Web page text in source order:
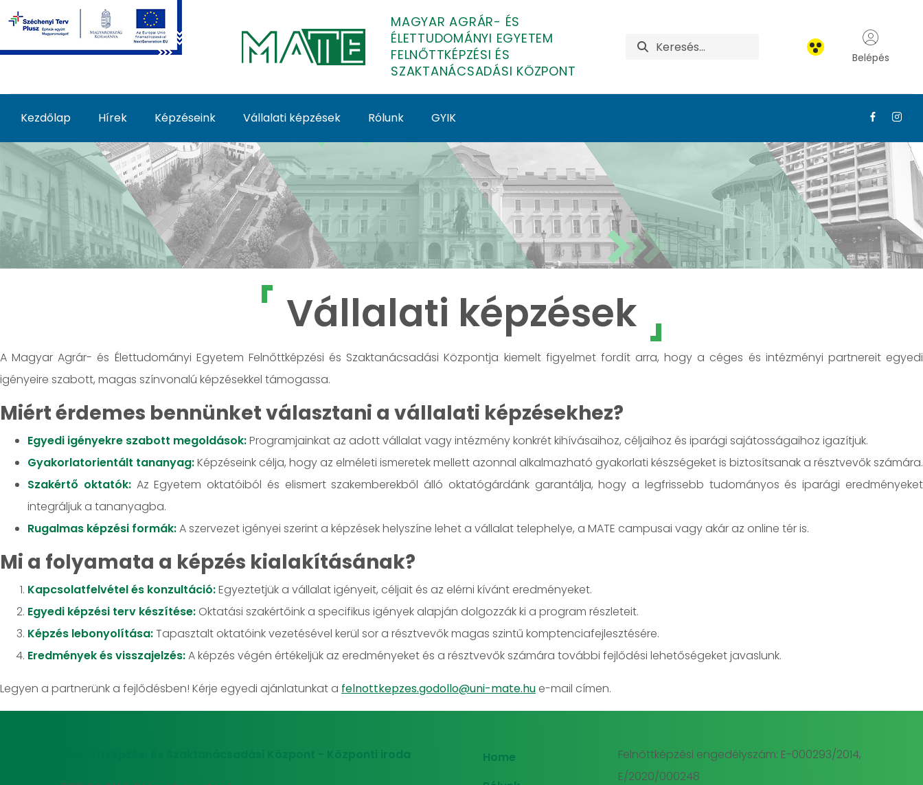
Ugrás a fő tartalomhoz
MAGYAR AGRÁR- ÉS
ÉLETTUDOMÁNYI EGYETEM
FELNŐTTKÉPZÉSI ÉS
SZAKTANÁCSADÁSI KÖZPONT
Belépés
Kezdőlap Hírek Képzéseink Vállalati képzések Rólunk GYIK
Vállalati képzések - MATE Felnőttképzés
Vállalati képzések
A Magyar Agrár- és Élettudományi Egyetem Felnőttképzési és Szaktanácsadási Központja kiemelt figyelmet fordít arra, hogy a céges és intézményi partnereit egyedi
igényeire szabott, magas színvonalú képzésekkel támogassa.
Miért érdemes bennünket választani a vállalati képzésekhez?
Egyedi igényekre szabott megoldások:Programjainkat az adott vállalat vagy intézmény konkrét kihívásaihoz, céljaihoz és iparági sajátosságaihoz igazítjuk.
Gyakorlatorientált tananyag:Képzéseink célja, hogy az elméleti ismeretek mellett azonnal alkalmazható gyakorlati készségeket is biztosítsanak a résztvevők számára.
Szakértő oktatók:Az Egyetem oktatóiból és elismert szakemberekből álló oktatógárdánk garantálja, hogy a legfrissebb tudományos és iparági eredményeket
integráljuk a tananyagba.
Rugalmas képzési formák:A szervezet igényei szerint a képzések helyszíne lehet a vállalat telephelye, a MATE campusai vagy akár az online tér is.
Mi a folyamata a képzés kialakításának?
Kapcsolatfelvétel és konzultáció:Egyeztetjük a vállalat igényeit, céljait és az elérni kívánt eredményeket.
Egyedi képzési terv készítése: Oktatási szakértőink a specifikus igények alapján dolgozzák ki a program részleteit.
Képzés lebonyolítása:Tapasztalt oktatóink vezetésével kerül sor a résztvevők magas szintű komptenciafejlesztésére.
Eredmények és visszajelzés:A képzés végén értékeljük az eredményeket és a résztvevők számára további fejlődési lehetőségeket javaslunk.
Legyen a partnerünk a fejlődésben! Kérje egyedi ajánlatunkat a felnottkepzes.godollo@uni-mate.hu e-mail címen.
Home
Felnőttképzési engedélyszám: E-000293/2014,
E/2020/000248